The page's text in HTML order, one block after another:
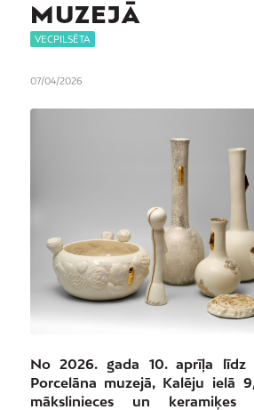
MUZEJĀ
VECPILSĒTA
07/04/2026
No 2026. gada 10. aprīļa līdz
Porcelāna muzejā, Kalēju ielā
mākslinieces un keramiķes